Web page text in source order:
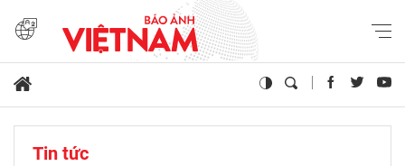
Tin tức